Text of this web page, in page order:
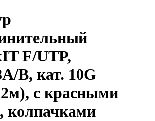
F/UTP,
B, кат. 10G
с красными
колпачками